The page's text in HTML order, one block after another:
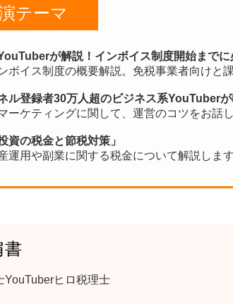
テーマ
が解説！インボイス制度開始まで
ボイス制度の概要解説。免税事業者向けと
ル登録者30万人超のビジネス系YouTuber
ーケティングに関して、運営のコツをお話し
資の税金と節税対策」
運用や副業に関する税金について解説します
書
YouTuberヒロ税理士